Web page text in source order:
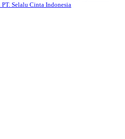
Selalu Cinta Indonesia